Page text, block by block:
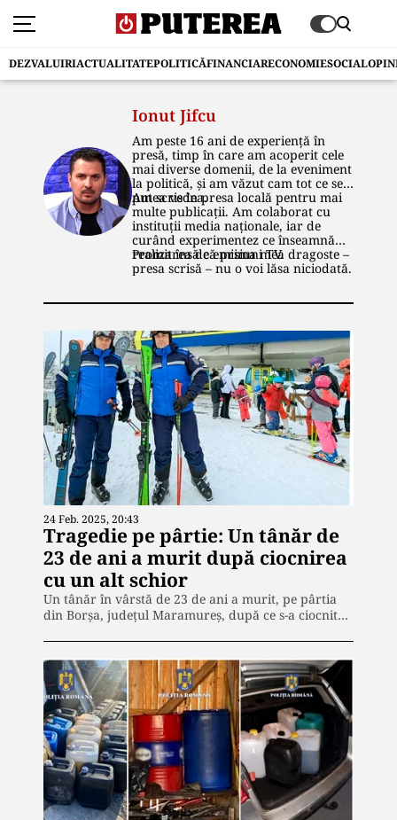
DEZVALUIRIACTUALITATEPOLITICĂFINANCIARECONOMIESOCIAL
Ionut Jifcu
Am peste 16 ani de experiență în
presă, timp în care am acoperit cele
mai diverse domenii, de la eveniment
la politică, și am văzut cam tot ce se
putea vedea.
Am scris în presa locală pentru mai
multe publicaţii. Am colaborat cu
instituţii media naţionale, iar de
curând experimentez ce înseamnă
realizarea de emisiuni TV.
Promit însă că prima mea dragoste –
presa scrisă – nu o voi lăsa niciodată.
24 Feb. 2025, 20:43
Tragedie pe pârtie: Un tânăr de
23 de ani a murit după ciocnirea
cu un alt schior
Un tânăr în vârstă de 23 de ani a murit, pe pârtia
din Borşa, judeţul Maramureş, după ce s-a ciocnit…